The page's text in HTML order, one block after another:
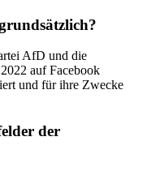
AfD und die
auf Facebook
und für ihre Zwecke
der